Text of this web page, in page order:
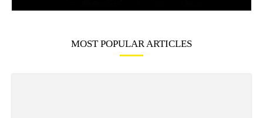
MOST POPULAR ARTICLES